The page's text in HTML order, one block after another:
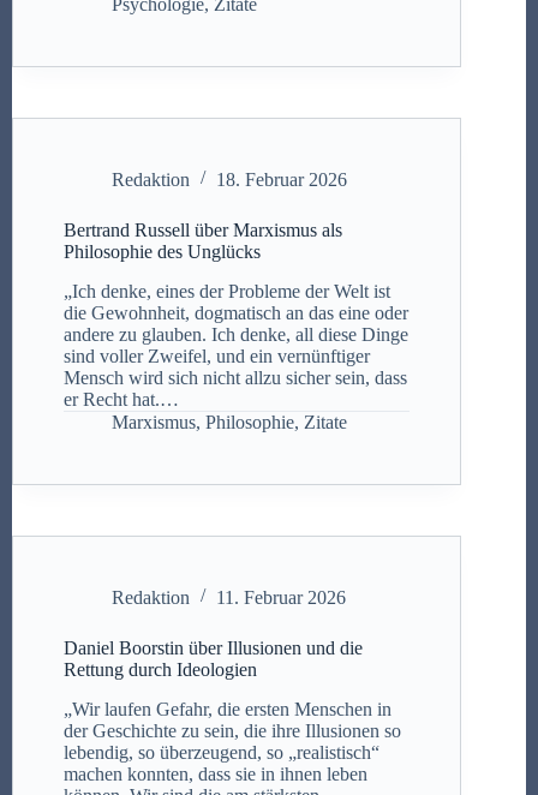
Psychologie, Zitate
Redaktion 18. Februar 2026
Bertrand Russell über Marxismus als
Philosophie des Unglücks
„Ich denke, eines der Probleme der Welt ist
die Gewohnheit, dogmatisch an das eine oder
andere zu glauben. Ich denke, all diese Dinge
sind voller Zweifel, und ein vernünftiger
Mensch wird sich nicht allzu sicher sein, dass
er Recht hat.…
Marxismus, Philosophie, Zitate
Redaktion 11. Februar 2026
Daniel Boorstin über Illusionen und die
Rettung durch Ideologien
„Wir laufen Gefahr, die ersten Menschen in
der Geschichte zu sein, die ihre Illusionen so
lebendig, so überzeugend, so „realistisch“
machen konnten, dass sie in ihnen leben